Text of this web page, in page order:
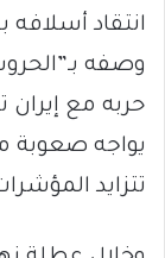
انتقاد
وصفه
حربه مع إيران
يواجه صعوبة
تتزايد